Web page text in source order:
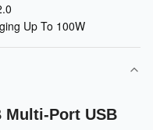
Up To 100W
Multi-Port USB